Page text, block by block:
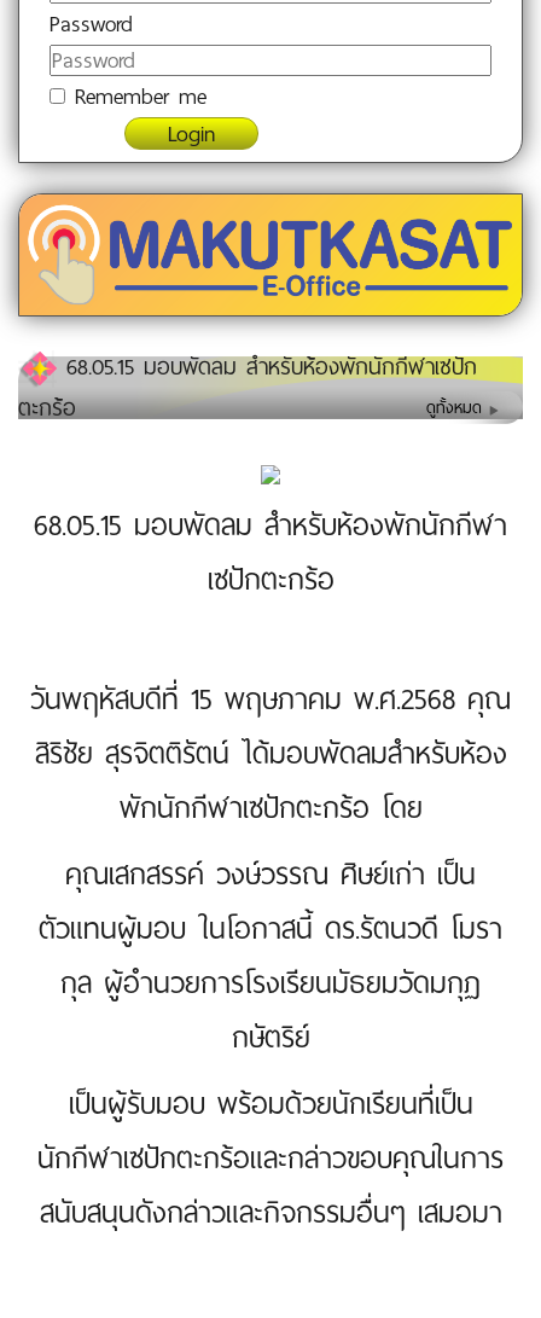
Password
Remember me
Login
68.05.15 มอบพัดลม สำหรับห้องพักนักกีฬาเซปัก
ตะกร้อ
ดูทั้งหมด
68.05.15 มอบพัดลม สำหรับห้องพักนักกีฬา
เซปักตะกร้อ
วันพฤหัสบดีที่ 15 พฤษภาคม พ.ศ.2568 คุณ
สิริชัย สุรจิตติรัตน์ ได้มอบพัดลมสำหรับห้อง
พักนักกีฬาเซปักตะกร้อ โดย
คุณเสกสรรค์ วงษ์วรรณ ศิษย์เก่า เป็น
ตัวแทนผู้มอบ ในโอกาสนี้ ดร.รัตนวดี โมรา
กุล ผู้อำนวยการโรงเรียนมัธยมวัดมกุฏ
กษัตริย์
เป็นผู้รับมอบ พร้อมด้วยนักเรียนที่เป็น
นักกีฬาเซปักตะกร้อและกล่าวขอบคุณในการ
สนับสนุนดังกล่าวและกิจกรรมอื่นๆ เสมอมา